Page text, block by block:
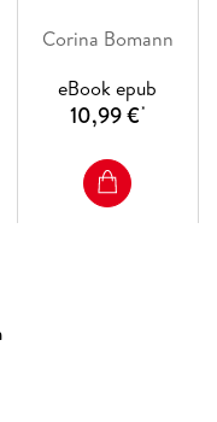
Schwestern vom
vom Waldfriede
vom
sind auch einzeln lesbar.
Corina Bomann
eBook epub
10,99 €*